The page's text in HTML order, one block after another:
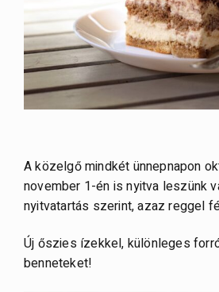
A közelgő mindkét ünnepnapon
november 1-én is nyitva leszünk
nyitvatartás szerint, azaz reggel
Új őszies ízekkel, különleges
benneteket!